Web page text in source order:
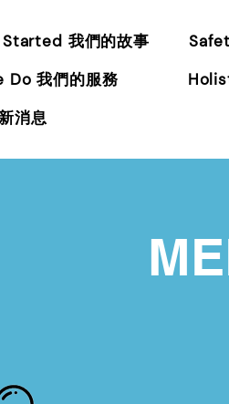
我們的故事
Do 我們的服務
消息